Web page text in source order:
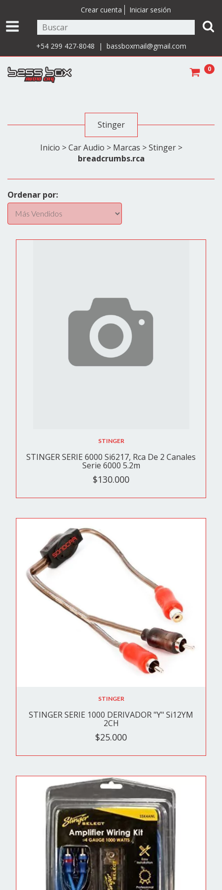
Crear cuenta Iniciar sesión
+54 299 427-8048 | bassboxmail@gmail.com
0
Stinger
Inicio > Car Audio > Marcas > Stinger >
breadcrumbs.rca
Ordenar por:
STINGER
STINGER SERIE 6000 Si6217, Rca De 2 Canales
Serie 6000 5.2m
$130.000
STINGER
STINGER SERIE 1000 DERIVADOR "Y" Si12YM
2CH
$25.000